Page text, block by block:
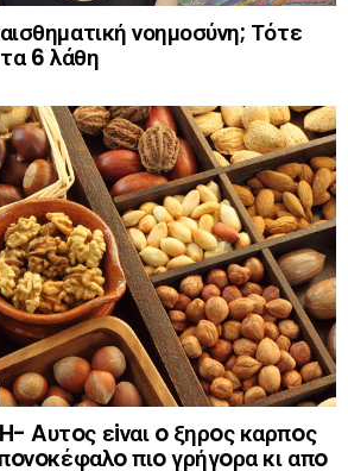
νοημοσύνη; Τότε
6 λάθη
Aυτoς εiναι o ξηρoς καρπoς
πιo γρήγoρα κι απo